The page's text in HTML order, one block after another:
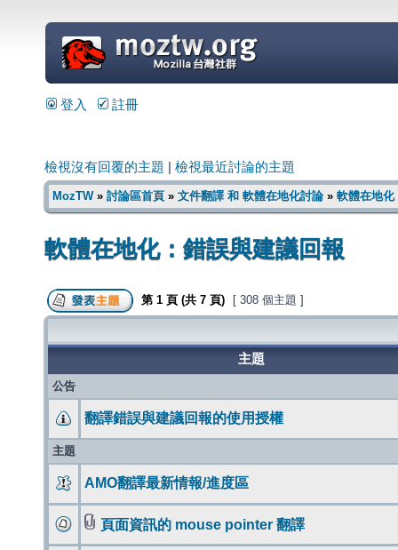
=
登入 註冊
檢視沒有回覆的主題 檢視最近討論的主題
MozTW» 討論區首頁 » 文件翻譯 和 軟體在地化討論 » 軟體在地化
軟體在地化：錯誤與建議回報
第 1 頁 (共 7 頁) [ 308 個主題 ]
主題
公告
翻譯錯誤與建議回報的使用授權
主題
AMO翻譯最新情報/進度區
頁面資訊的 mouse pointer 翻譯